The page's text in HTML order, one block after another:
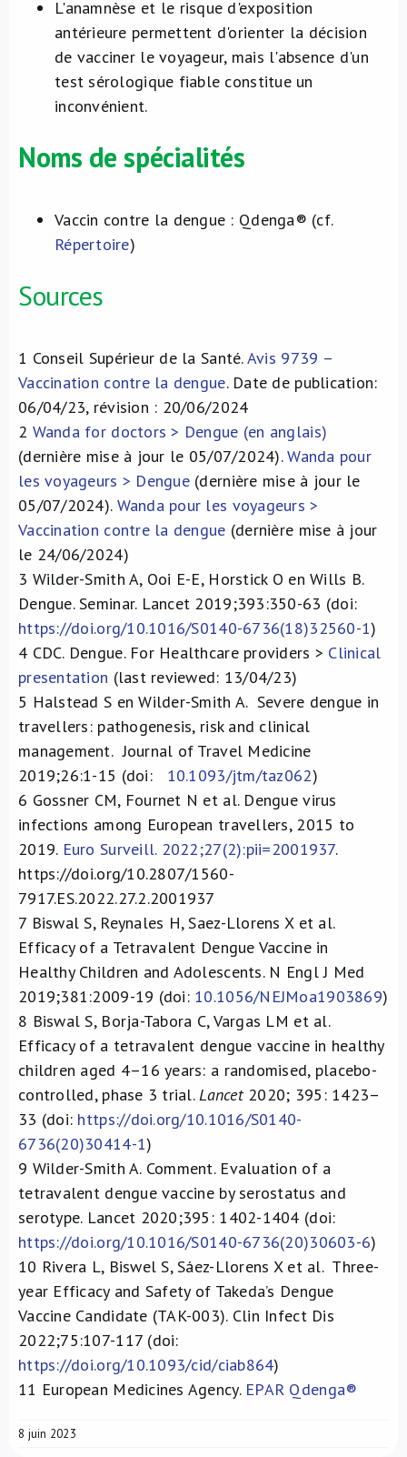
L'anamnèse et le risque d'exposition
antérieure permettent d'orienter la décision
de vacciner le voyageur, mais l'absence d'un
test sérologique fiable constitue un
inconvénient.
Noms de spécialités
Vaccin contre la dengue : Qdenga® (cf.
Répertoire)
Sources
1 Conseil Supérieur de la Santé.Avis 9739 –
Vaccination contre la dengue. Date de publication:
06/04/23, révision : 20/06/2024
2 Wanda for doctors > Dengue (en anglais)
(dernière mise à jour le 05/07/2024).Wanda pour
les voyageurs > Dengue(dernière mise à jour le
05/07/2024). Wanda pour les voyageurs >
Vaccination contre la dengue (dernière mise à jour
le 24/06/2024)
3 Wilder-Smith A, Ooi E-E, Horstick O en Wills B.
Dengue. Seminar. Lancet 2019;393:350-63 (doi:
https://doi.org/10.1016/S0140-6736(18)32560-1)
4 CDC. Dengue. For Healthcare providers > Clinical
presentation (last reviewed: 13/04/23)
5 Halstead S en Wilder-Smith A. Severe dengue in
travellers: pathogenesis, risk and clinical
management. Journal of Travel Medicine
2019;26:1-15 (doi: 10.1093/jtm/taz062)
6 Gossner CM, Fournet N et al. Dengue virus
infections among European travellers, 2015 to
2019. Euro Surveill. 2022;27(2):pii=2001937.
https://doi.org/10.2807/1560-
7917.ES.2022.27.2.2001937
7 Biswal S, Reynales H, Saez-Llorens X et al.
Efficacy of a Tetravalent Dengue Vaccine in
Healthy Children and Adolescents. N Engl J Med
2019;381:2009-19 (doi: 10.1056/NEJMoa1903869)
8 Biswal S, Borja-Tabora C, Vargas LM et al.
Efficacy of a tetravalent dengue vaccine in healthy
children aged 4–16 years: a randomised, placebo-
controlled, phase 3 trial.Lancet 2020; 395: 1423–
33 (doi: https://doi.org/10.1016/S0140-
6736(20)30414-1)
9 Wilder-Smith A. Comment. Evaluation of a
tetravalent dengue vaccine by serostatus and
serotype. Lancet 2020;395: 1402-1404 (doi:
https://doi.org/10.1016/S0140-6736(20)30603-6)
10 Rivera L, Biswel S, Sáez-Llorens X et al. Three-
year Efficacy and Safety of Takeda’s Dengue
Vaccine Candidate (TAK-003). Clin Infect Dis
2022;75:107-117 (doi:
https://doi.org/10.1093/cid/ciab864)
11 European Medicines Agency. EPAR Qdenga®
8 juin 2023